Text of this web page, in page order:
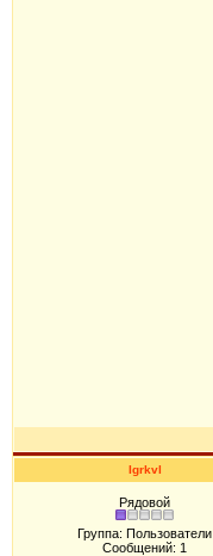
Igrkvl
Рядовой
Группа: Пользователи
Сообщений: 1